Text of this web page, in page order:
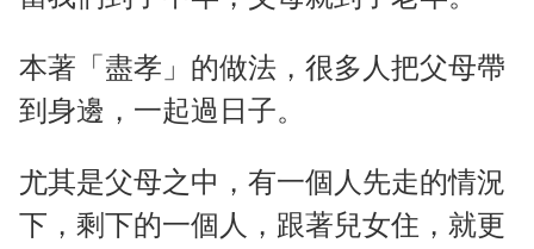
e
本著「盡孝」的做法，很多人把父母帶
到身邊，一起過日子。
尤其是父母之中，有一個人先走的情況
下，剩下的一個人，跟著兒女住，就更